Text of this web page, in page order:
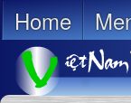
Home